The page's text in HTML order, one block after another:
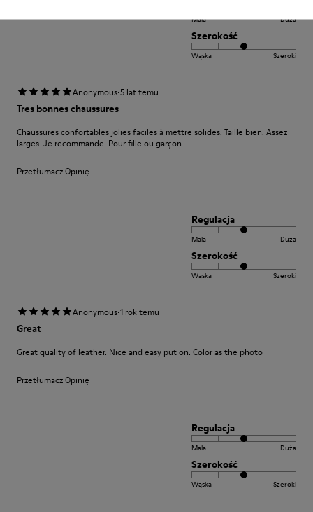
Mala Duża
Szerokość
Wąska Szeroki
Anonymous·5 lat temu
Tres bonnes chaussures
Chaussures confortables jolies faciles à mettre solides. Taille bien. Assez
larges. Je recommande. Pour fille ou garçon.
Przetłumacz Opinię
Regulacja
Mala Duża
Szerokość
Wąska Szeroki
Anonymous·1 rok temu
Great
Great quality of leather. Nice and easy put on. Color as the photo
Przetłumacz Opinię
Regulacja
Mala Duża
Szerokość
Wąska Szeroki